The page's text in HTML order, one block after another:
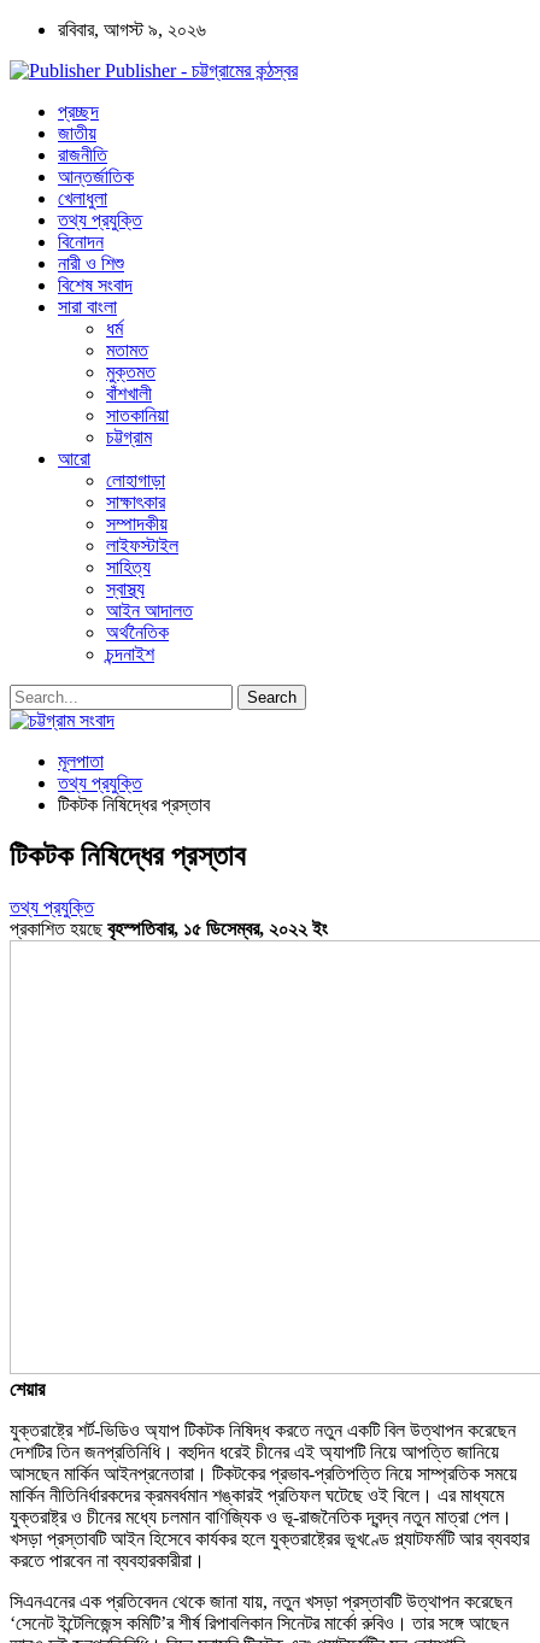
রবিবার, আগস্ট ৯, ২০২৬
Publisher - চট্টগ্রামের কন্ঠস্বর
প্রচ্ছদ
জাতীয়
রাজনীতি
আন্তর্জাতিক
খেলাধুলা
তথ্য প্রযুক্তি
বিনোদন
নারী ও শিশু
বিশেষ সংবাদ
সারা বাংলা
ধর্ম
মতামত
মুক্তমত
বাঁশখালী
সাতকানিয়া
চট্টগ্রাম
আরো
লোহাগাড়া
সাক্ষাৎকার
সম্পাদকীয়
লাইফস্টাইল
সাহিত্য
স্বাস্থ্য
আইন আদালত
অর্থনৈতিক
চন্দনাইশ
মূলপাতা
তথ্য প্রযুক্তি
টিকটক নিষিদ্ধের প্রস্তাব
টিকটক নিষিদ্ধের প্রস্তাব
তথ্য প্রযুক্তি
প্রকাশিত হয়ছেবৃহস্পতিবার, ১৫ ডিসেম্বর, ২০২২ ইং
শেয়ার
যুক্তরাষ্ট্রে শর্ট-ভিডিও অ্যাপ টিকটক নিষিদ্ধ করতে নতুন একটি বিল উত্থাপন করেছেন
দেশটির তিন জনপ্রতিনিধি। বহুদিন ধরেই চীনের এই অ্যাপটি নিয়ে আপত্তি জানিয়ে
আসছেন মার্কিন আইনপ্রনেতারা। টিকটকের প্রভাব-প্রতিপত্তি নিয়ে সাম্প্রতিক সময়ে
মার্কিন নীতিনির্ধারকদের ক্রমবর্ধমান শঙ্কারই প্রতিফল ঘটেছে ওই বিলে। এর মাধ্যমে
যুক্তরাষ্ট্র ও চীনের মধ্যে চলমান বাণিজ্যিক ও ভূ-রাজনৈতিক দ্বন্দ্ব নতুন মাত্রা পেল।
খসড়া প্রস্তাবটি আইন হিসেবে কার্যকর হলে যুক্তরাষ্ট্রের ভূখণ্ডে প্ল্যাটফর্মটি আর ব্যবহার
করতে পারবেন না ব্যবহারকারীরা।
সিএনএনের এক প্রতিবেদন থেকে জানা যায়, নতুন খসড়া প্রস্তাবটি উত্থাপন করেছেন
‘সেনেট ইন্টেলিজেন্স কমিটি’র শীর্ষ রিপাবলিকান সিনেটর মার্কো রুবিও। তার সঙ্গে আছেন